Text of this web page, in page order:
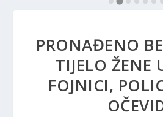
PRONAĐENO
TIJELO ŽENE
FOJNICI,